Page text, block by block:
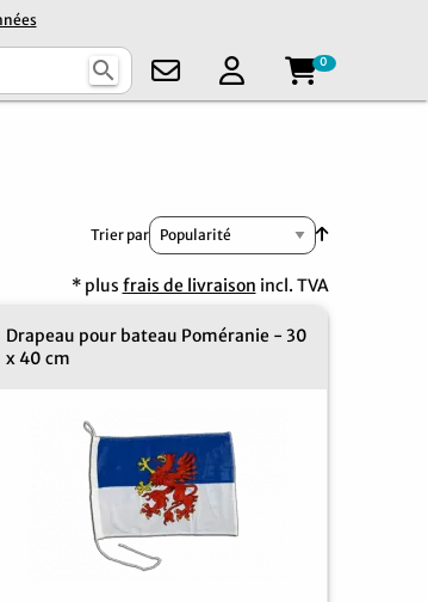
search 0
Trier par Par ordre
* plus frais de livraison incl. TVA
Drapeau pour bateau Poméranie - 30
x 40 cm